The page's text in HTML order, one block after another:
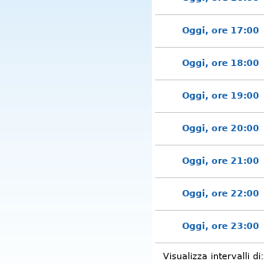
Oggi, ore 17:00
Oggi, ore 18:00
Oggi, ore 19:00
Oggi, ore 20:00
Oggi, ore 21:00
Oggi, ore 22:00
Oggi, ore 23:00
Visualizza intervalli di: